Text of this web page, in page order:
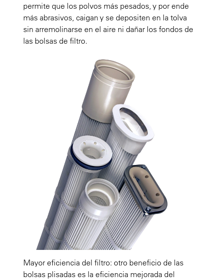
permite que los polvos más pesados, y por ende
más abrasivos, caigan y se depositen en la tolva
sin arremolinarse en el aire ni dañar los fondos de
las bolsas de filtro.
Mayor eficiencia del filtro: otro beneficio de las
bolsas plisadas es la eficiencia mejorada del